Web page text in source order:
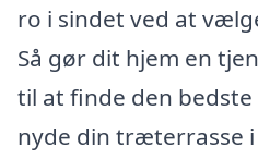
ro i sindet ved at
Så gør dit hjem en
til at finde den
nyde din træterrasse